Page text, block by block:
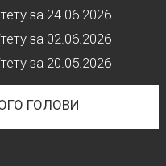
за 24.06.2026
за 02.06.2026
за 20.05.2026
ГОЛОВИ